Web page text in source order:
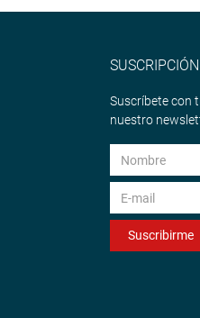
SUSCRIPCIÓN
Suscríbete con
nuestro
Suscribirme